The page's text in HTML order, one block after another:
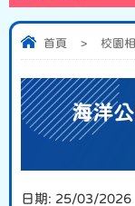
首頁 > 校園
海洋
日期: 25/03/2026